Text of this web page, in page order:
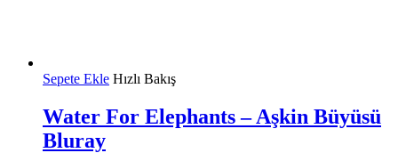
Sepete Ekle Hızlı Bakış
Water For Elephants – Aşkin Büyüsü
Bluray